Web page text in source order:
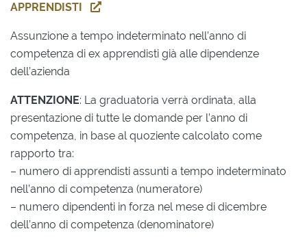
APPRENDISTI
Assunzione a tempo indeterminato nell’anno di
competenza di ex apprendisti già alle dipendenze
dell’azienda
ATTENZIONE: La graduatoria verrà ordinata, alla
presentazione di tutte le domande per l’anno di
competenza, in base al quoziente calcolato come
rapporto tra:
– numero di apprendisti assunti a tempo indeterminato
nell’anno di competenza (numeratore)
– numero dipendenti in forza nel mese di dicembre
dell’anno di competenza (denominatore)